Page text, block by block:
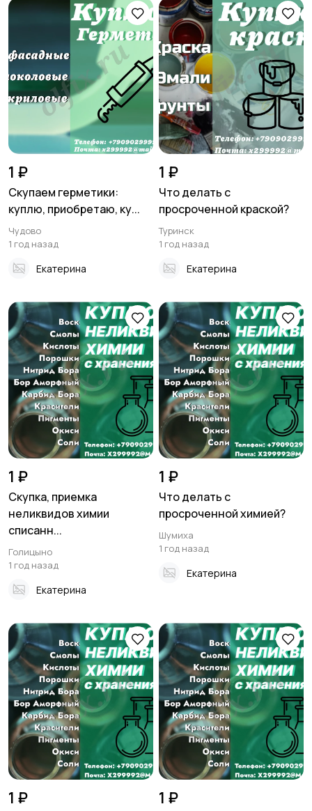
1 ₽
Скупаем герметики:
куплю, приобретаю, ку...
Чудово
1 год назад
Екатерина
1 ₽
Что делать с
просроченной краской?
Туринск
1 год назад
Екатерина
1 ₽
Скупка, приемка
неликвидов химии
списанн...
Голицыно
1 год назад
Екатерина
1 ₽
Что делать с
просроченной химией?
Шумиха
1 год назад
Екатерина
1 ₽ 1 ₽